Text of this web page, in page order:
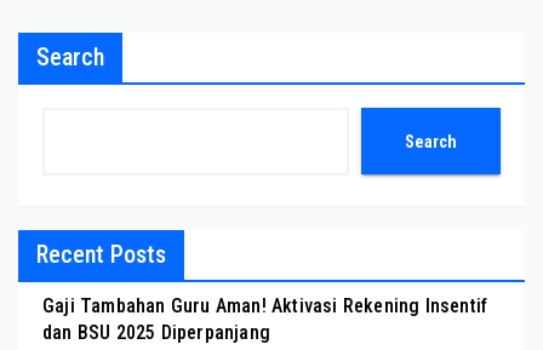
Search
Search
Recent Posts
Gaji Tambahan Guru Aman! Aktivasi Rekening Insentif
dan BSU 2025 Diperpanjang